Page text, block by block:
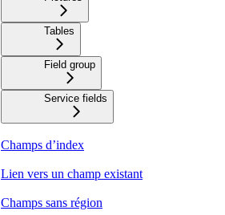
Tables
Field group
Service fields
Champs d’index
Lien vers un champ existant
Champs sans région